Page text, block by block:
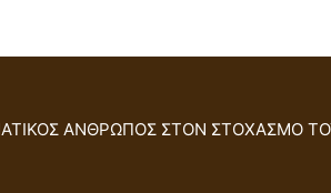
ΑΝΘΡΩΠΟΣ ΣΤΟΝ ΣΤΟΧΑΣΜΟ